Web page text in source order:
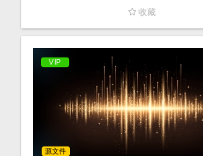
收藏
VIP
源文件